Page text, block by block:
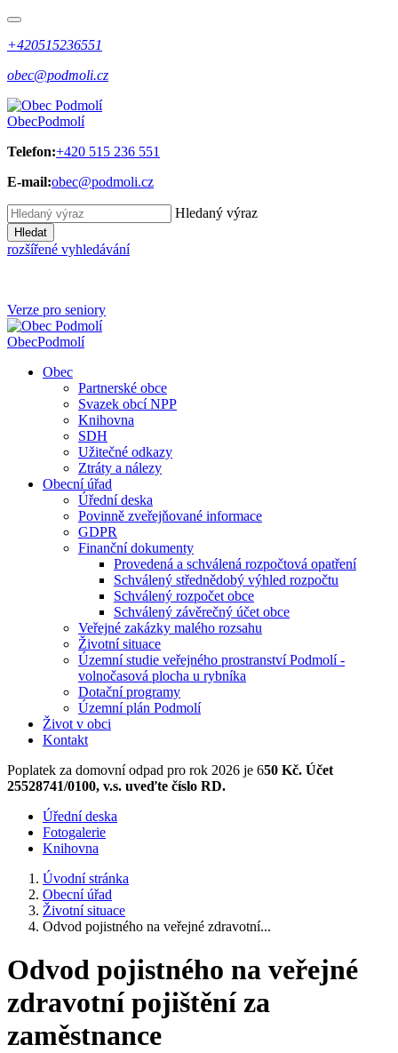
+420515236551
obec@podmoli.cz
ObecPodmolí
Telefon:+420 515 236 551
E-mail:obec@podmoli.cz
Hledaný výraz
Hledat
rozšířené vyhledávání
Verze pro seniory
ObecPodmolí
Obec
Partnerské obce
Svazek obcí NPP
Knihovna
SDH
Užitečné odkazy
Ztráty a nálezy
Obecní úřad
Úřední deska
Povinně zveřejňované informace
GDPR
Finanční dokumenty
Provedená a schválená rozpočtová opatření
Schválený střednědobý výhled rozpočtu
Schválený rozpočet obce
Schválený závěrečný účet obce
Veřejné zakázky malého rozsahu
Životní situace
Územní studie veřejného prostranství Podmolí -
volnočasová plocha u rybníka
Dotační programy
Územní plán Podmolí
Život v obci
Kontakt
Poplatek za domovní odpad pro rok 2026 je 650 Kč. Účet
25528741/0100, v.s. uveďte číslo RD.
Úřední deska
Fotogalerie
Knihovna
Úvodní stránka
Obecní úřad
Životní situace
Odvod pojistného na veřejné zdravotní...
Odvod pojistného na veřejné
zdravotní pojištění za
zaměstnance